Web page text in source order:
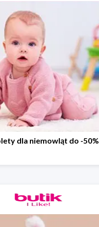
dla niemowląt do -50%